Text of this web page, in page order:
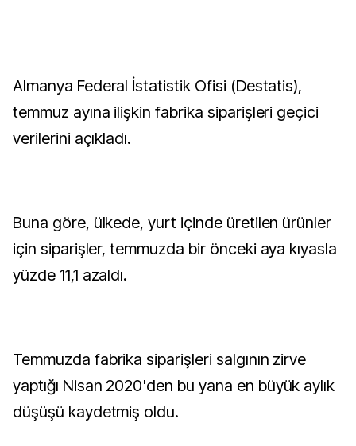
Almanya Federal İstatistik Ofisi (Destatis),
temmuz ayına ilişkin fabrika siparişleri geçici
verilerini açıkladı.
Buna göre, ülkede, yurt içinde üretilen ürünler
için siparişler, temmuzda bir önceki aya kıyasla
yüzde 11,1 azaldı.
Temmuzda fabrika siparişleri salgının zirve
yaptığı Nisan 2020'den bu yana en büyük aylık
düşüşü kaydetmiş oldu.